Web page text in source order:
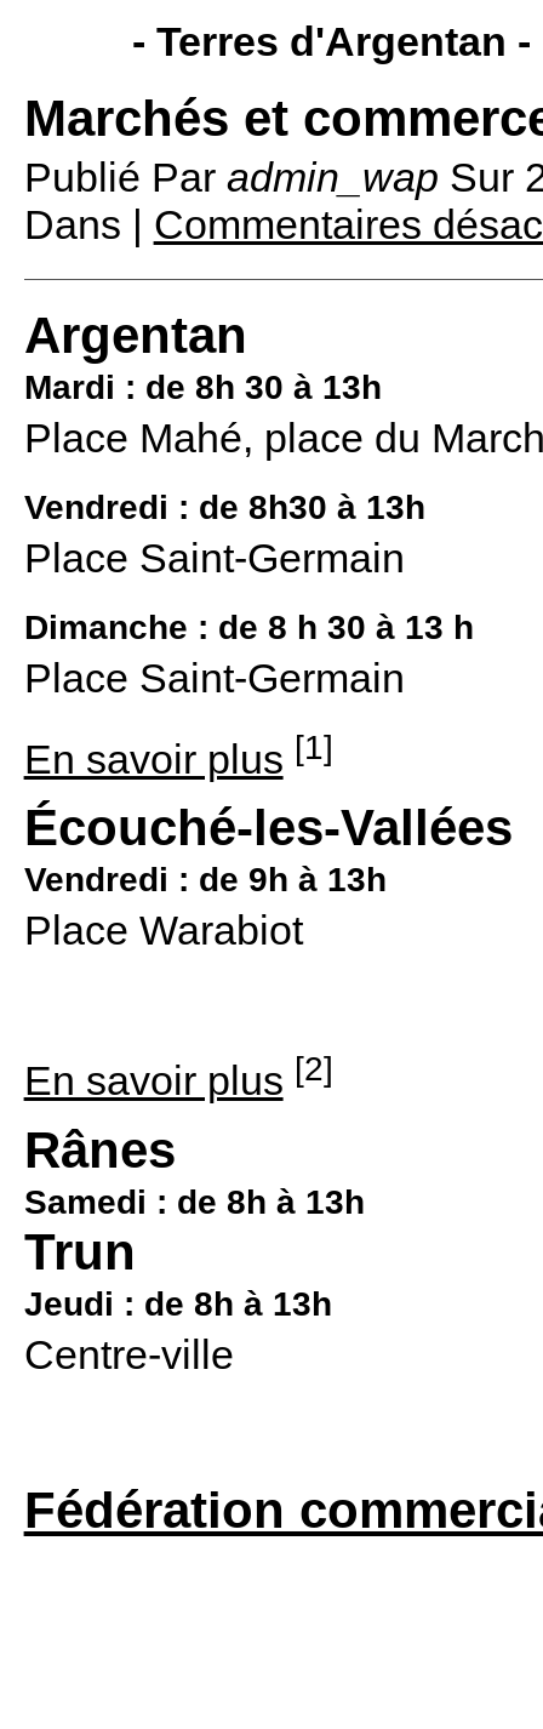
- Terres d'Argentan -
Marchés et
Publié Par admin_wap Sur
Dans | Commentaires
Argentan
Mardi : de 8h 30 à 13h
Place Mahé, place du
Vendredi : de 8h30 à 13h
Place Saint-Germain
Dimanche : de 8 h 30 à 13 h
Place Saint-Germain
En savoir plus [1]
Écouché-les-Vallées
Vendredi : de 9h à 13h
Place Warabiot
En savoir plus [2]
Rânes
Samedi : de 8h à 13h
Trun
Jeudi : de 8h à 13h
Centre-ville
Fédération